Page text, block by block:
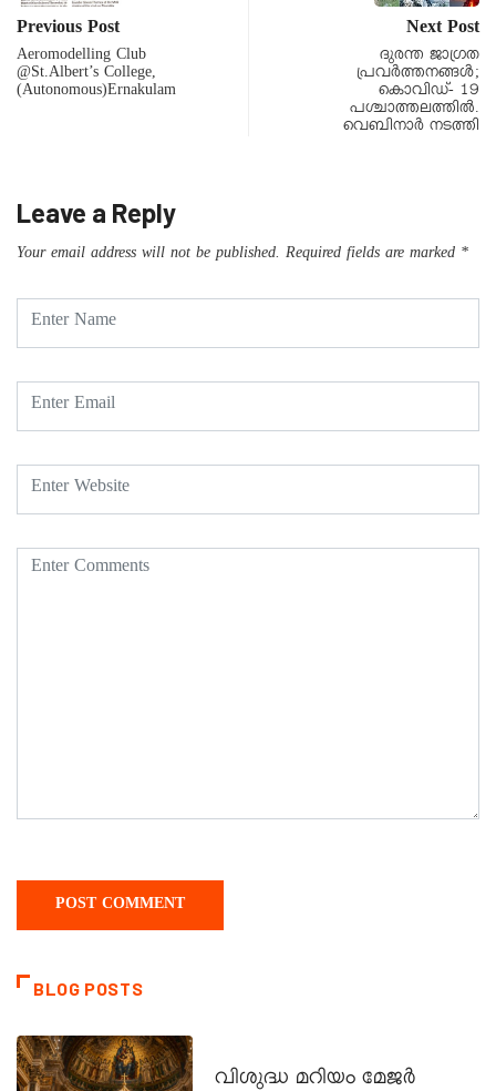
Previous Post
Aeromodelling Club
@St.Albert’s College,
(Autonomous)Ernakulam
Next Post
ദുരന്ത ജാഗ്രത
പ്രവർത്തനങ്ങൾ;
കൊവിഡ്- 19
പശ്ചാത്തലത്തിൽ.
വെബിനാർ നടത്തി
Leave a Reply
Your email address will not be published. Required fields are marked *
BLOG POSTS
വിശുദ്ധ മറിയം മേജർ